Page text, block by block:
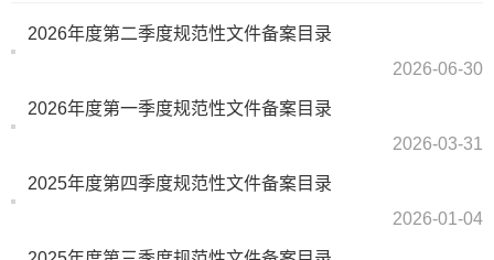
2026年度第二季度规范性文件备案目录
2026-06-30
2026年度第一季度规范性文件备案目录
2026-03-31
2025年度第四季度规范性文件备案目录
2026-01-04